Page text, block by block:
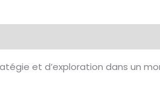
et d’exploration dans un